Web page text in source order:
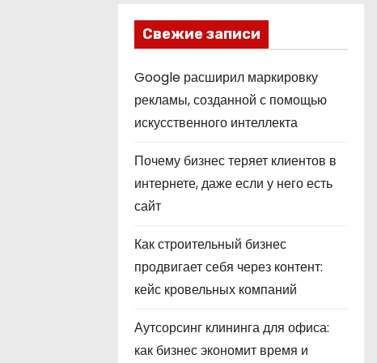
Свежие записи
Google расширил маркировку
рекламы, созданной с помощью
искусственного интеллекта
Почему бизнес теряет клиентов в
интернете, даже если у него есть
сайт
Как строительный бизнес
продвигает себя через контент:
кейс кровельных компаний
Аутсорсинг клининга для офиса:
как бизнес экономит время и